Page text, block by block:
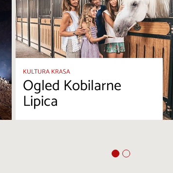
KULTURA KRASA
Ogled Kobilarne
Lipica